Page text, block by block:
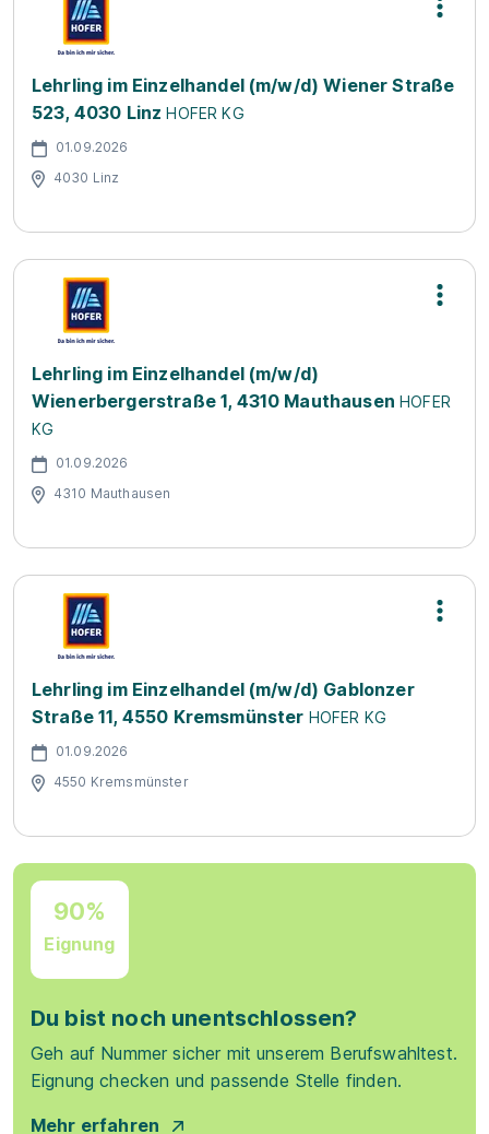
Lehrling im Einzelhandel (m/w/d) Wiener Straße
523, 4030 Linz HOFER KG
01.09.2026
4030 Linz
Lehrling im Einzelhandel (m/w/d)
Wienerbergerstraße 1, 4310 Mauthausen HOFER
KG
01.09.2026
4310 Mauthausen
Lehrling im Einzelhandel (m/w/d) Gablonzer
Straße 11, 4550 Kremsmünster HOFER KG
01.09.2026
4550 Kremsmünster
90%
Eignung
Du bist noch unentschlossen?
Geh auf Nummer sicher mit unserem Berufswahltest.
Eignung checken und passende Stelle finden.
Mehr erfahren